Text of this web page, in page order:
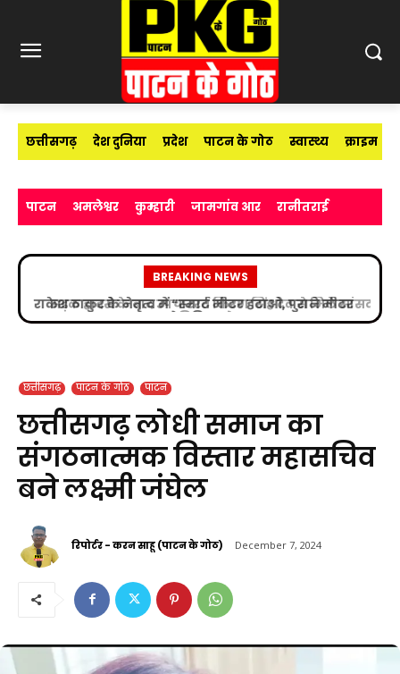
छत्तीसगढ़ देश दुनिया प्रदेश पाटन के गोठ स्वास्थ्य क्राइम
पाटन अमलेश्वर कुम्हारी जामगांव आर रानीतराई
BREAKING NEWS
सड़क हादसे के बाद उपचाररत किरण सिंह देव से मिले सांसद
विजय बघेल
छत्तीसगढ़ पाटन के गोठ पाटन
छत्तीसगढ़ लोधी समाज का
संगठनात्मक विस्तार महासचिव
बने लक्ष्मी जंघेल
रिपोर्टर - करन साहू (पाटन के गोठ) December 7, 2024